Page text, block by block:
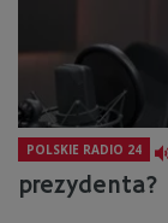
POLSKIE RADIO 24